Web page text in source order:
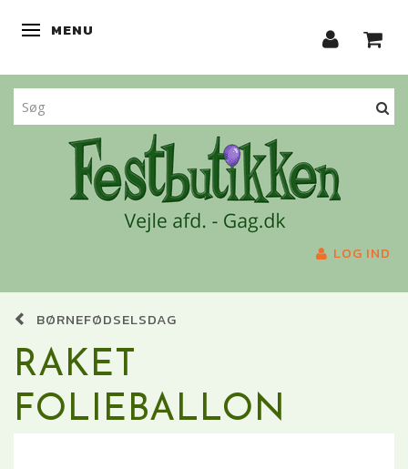
SKIFTE NAVIGATION
MENU
LOG IND
BØRNEFØDSELSDAG
RAKET
FOLIEBALLON